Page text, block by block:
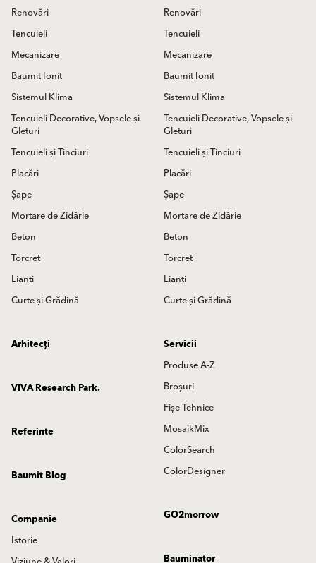
Renovări
Tencuieli
Mecanizare
Baumit Ionit
Sistemul Klima
Tencuieli Decorative, Vopsele și
Gleturi
Tencuieli și Tinciuri
Placări
Șape
Mortare de Zidărie
Beton
Torcret
Lianti
Curte și Grădină
Renovări
Tencuieli
Mecanizare
Baumit Ionit
Sistemul Klima
Tencuieli Decorative, Vopsele și
Gleturi
Tencuieli și Tinciuri
Placări
Șape
Mortare de Zidărie
Beton
Torcret
Lianti
Curte și Grădină
Arhitecți
Servicii
Produse A-Z
Broșuri
Fișe Tehnice
MosaikMix
ColorSearch
ColorDesigner
VIVA Research Park.
Referinte
Baumit Blog
GO2morrow
Companie
Istorie
Bauminator